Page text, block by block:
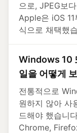
으로, JPEG보
Apple은 iOS
식으로 채택했
Windows 10
일을 어떻게
전통적으로
원하지 않아 사
드해야 했습니
Chrome,